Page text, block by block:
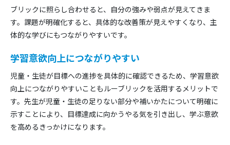
ブリックに照らし合わせると、自分の強みや弱点が見えてきま
す。課題が明確化すると、具体的な改善策が見えやすくなり、主
体的な学びにもつながりやすいです。
学習意欲向上につながりやすい
児童・生徒が目標への進捗を具体的に確認できるため、学習意欲
向上につながりやすいこともルーブリックを活用するメリットで
す。先生が児童・生徒の足りない部分や補いかたについて明確に
示すことにより、目標達成に向かうやる気を引き出し、学ぶ意欲
を高めるきっかけになります。